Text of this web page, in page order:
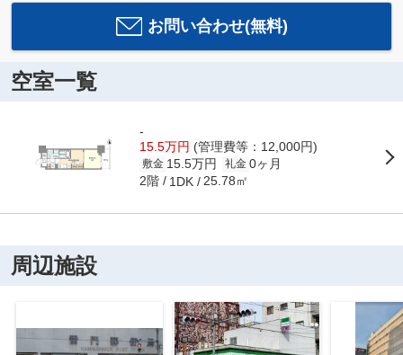
お問い合わせ(無料)
空室一覧
-
15.5万円 (管理費等：12,000円)
敷金 15.5万円 礼金 0ヶ月
2階 1DK 25.78㎡
周辺施設